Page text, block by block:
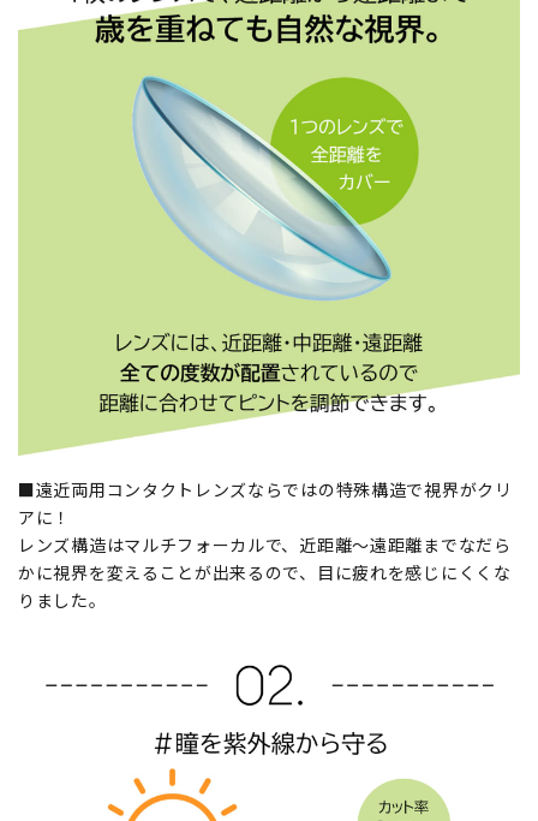
■遠近両用コンタクトレンズならではの特殊構造で視界がクリ
アに！
レンズ構造はマルチフォーカルで、近距離～遠距離までなだら
かに視界を変えることが出来るので、目に疲れを感じにくくな
りました。